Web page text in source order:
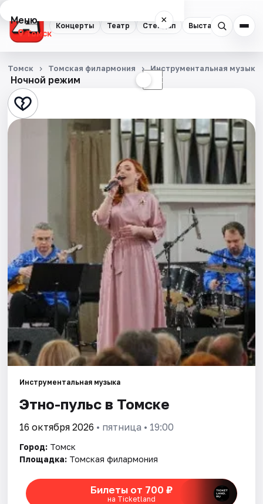
Концерты Театр Стендап Выставки
Меню ×
Томск
Концерты
Театр
Стендап
События
Города
Площадки
Артисты
Рейтинги
Ночной режим ☾
Томск Томская филармония Инструментальная музыка
Инструментальная музыка
Этно-пульс в Томске
16 октября 2026 • пятница • 19:00
Город: Томск
Площадка: Томская филармония
Билеты от 700 ₽
на Ticketland